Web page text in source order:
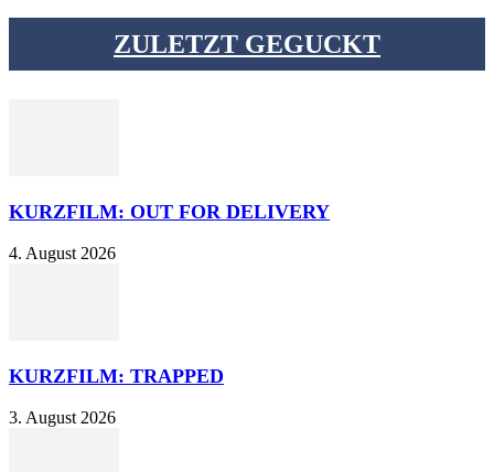
ZULETZT GEGUCKT
KURZFILM: OUT FOR DELIVERY
4. August 2026
KURZFILM: TRAPPED
3. August 2026